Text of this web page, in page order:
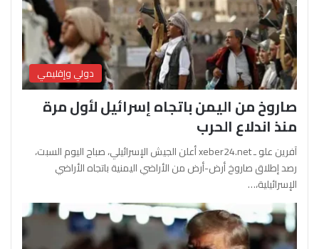
دولي وإقليمي
صاروخ من اليمن باتجاه إسرائيل لأول مرة
منذ اندلاع الحرب
آفرين علو ـ xeber24.net أعلن الجيش الإسرائيلي، صباح اليوم السبت،
رصد إطلاق صاروخ أرض-أرض من الأراضي اليمنية باتجاه الأراضي
الإسرائيلية،…